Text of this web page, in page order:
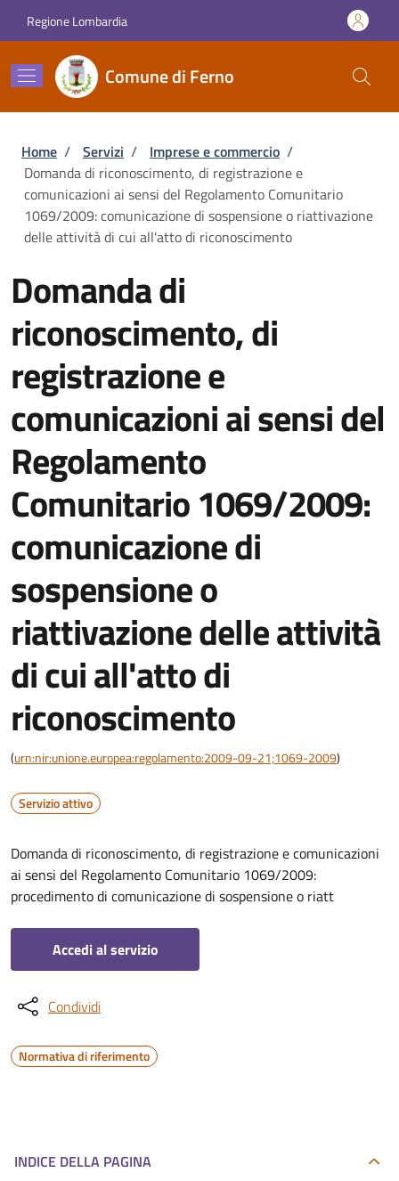
Regione Lombardia
Comune di Ferno
Briciole di pane
Home / Servizi / Imprese e commercio /
Domanda di riconoscimento, di registrazione e
comunicazioni ai sensi del Regolamento Comunitario
1069/2009: comunicazione di sospensione o riattivazione
delle attività di cui all'atto di riconoscimento
Domanda di
riconoscimento, di
registrazione e
comunicazioni ai sensi del
Regolamento
Comunitario 1069/2009:
comunicazione di
sospensione o
riattivazione delle attività
di cui all'atto di
riconoscimento
(urn:nir:unione.europea:regolamento:2009-09-21;1069-2009)
Servizio attivo
Domanda di riconoscimento, di registrazione e comunicazioni
ai sensi del Regolamento Comunitario 1069/2009:
procedimento di comunicazione di sospensione o riatt
Accedi al servizio
Condividi
Normativa di riferimento
INDICE DELLA PAGINA